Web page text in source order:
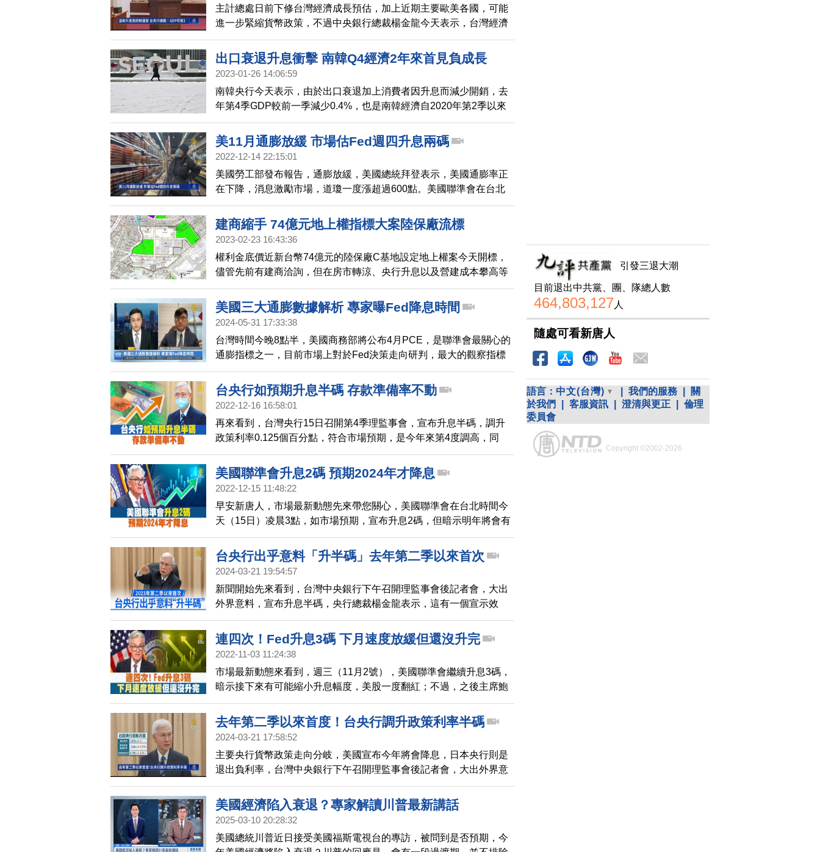
主計總處日前下修台灣經濟成長預估，加上近期主要歐美各國，可能
進一步緊縮貨幣政策，不過中央銀行總裁楊金龍今天表示，台灣經濟
成長率「保2」沒有問題，也不會陷入停滯性通膨。
出口衰退升息衝擊 南韓Q4經濟2年來首見負成長
2023-01-26 14:06:59
南韓央行今天表示，由於出口衰退加上消費者因升息而減少開銷，去
年第4季GDP較前一季減少0.4%，也是南韓經濟自2020年第2季以來
首見季度負成長。
美11月通膨放緩 市場估Fed週四升息兩碼
2022-12-14 22:15:01
美國勞工部發布報告，通膨放緩，美國總統拜登表示，美國通膨率正
在下降，消息激勵市場，道瓊一度漲超過600點。美國聯準會在台北
時間15日凌晨3點，公布利率決策，外界預期將升息兩碼。
建商縮手 74億元地上權指標大案陸保廠流標
2023-02-23 16:43:36
權利金底價近新台幣74億元的陸保廠C基地設定地上權案今天開標，
儘管先前有建商洽詢，但在房市轉涼、央行升息以及營建成本攀高等
因素下，國產署公告開標結果，無人投標。
美國三大通膨數據解析 專家曝Fed降息時間
2024-05-31 17:33:38
台灣時間今晚8點半，美國商務部將公布4月PCE，是聯準會最關心的
通膨指標之一，目前市場上對於Fed決策走向研判，最大的觀察指標
就是經濟數據，我們請教第一金投顧董事長陳奕光，您怎麼觀察，聯
準會今年接下來的利率走向會是如何？
台央行如預期升息半碼 存款準備率不動
2022-12-16 16:58:01
再來看到，台灣央行15日召開第4季理監事會，宣布升息半碼，調升
政策利率0.125個百分點，符合市場預期，是今年來第4度調高，同
時，將重貼現率、擔保放款融通利率及短期融通利率各調升半碼，不
過，停止調升存款準備率。
美國聯準會升息2碼 預期2024年才降息
2022-12-15 11:48:22
早安新唐人，市場最新動態先來帶您關心，美國聯準會在台北時間今
天（15日）凌晨3點，如市場預期，宣布升息2碼，但暗示明年將會有
更多次升息，而且要到2024年才會開始降息，美股主要指數週三收
黑。道瓊下跌142點。
台央行出乎意料「升半碼」去年第二季以來首次
2024-03-21 19:54:57
新聞開始先來看到，台灣中央銀行下午召開理監事會後記者會，大出
外界意料，宣布升息半碼，央行總裁楊金龍表示，這有一個宣示效
果，有助壓抑通膨預期。
連四次！Fed升息3碼 下月速度放緩但還沒升完
2022-11-03 11:24:38
市場最新動態來看到，週三（11月2號），美國聯準會繼續升息3碼，
暗示接下來有可能縮小升息幅度，美股一度翻紅；不過，之後主席鮑
爾又發表「鷹派」談話，表示考慮暫停升息是「非常不成熟」的，另
外，最終利率將高於原先預期，而且，經濟軟著陸的路徑可能收窄。
美股後來由紅翻黑，道瓊指數收盤大跌500點，台積電ADR跌
去年第二季以來首度！台央行調升政策利率半碼
2024-03-21 17:58:52
主要央行貨幣政策走向分岐，美國宣布今年將會降息，日本央行則是
退出負利率，台灣中央銀行下午召開理監事會後記者會，大出外界意
料，宣布升息半碼，楊金龍表示這有一個宣示效果，有助壓抑通膨預
期。
美國經濟陷入衰退？專家解讀川普最新講話
2025-03-10 20:28:32
美國總統川普近日接受美國福斯電視台的專訪，被問到是否預期，今
引發三退大潮
目前退出中共黨、團、隊總人數
464,803,127人
隨處可看新唐人
語言： 中文(台灣) 我們的服務
關
於我們
客服資訊 澄清與更正
倫理
委員會
Copyright ©2002-2026